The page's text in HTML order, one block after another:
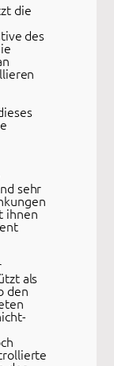
die
des
sehr
ihnen
als
den